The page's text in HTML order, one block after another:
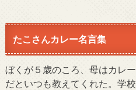
たこさんカレー名言集
ぼくが５歳のころ、母はカレ
だといつも教えてくれた。学